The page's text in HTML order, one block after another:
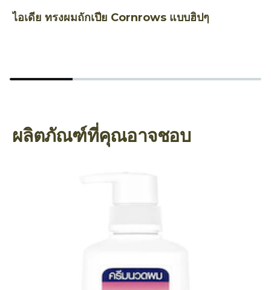
ไอเดีย ทรงผมถักเปีย Cornrows แบบฮิปๆ
ผลิตภัณฑ์ที่คุณอาจชอบ